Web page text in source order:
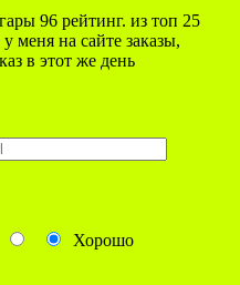
96 рейтинг. из топ 25
меня на сайте заказы,
в этот же день
Хорошо